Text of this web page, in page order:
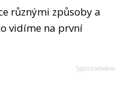
různými způsoby a
vidíme na první